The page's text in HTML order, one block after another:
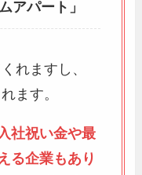
アパート」
れますし、
ます。
社祝い金や最
る企業もあり